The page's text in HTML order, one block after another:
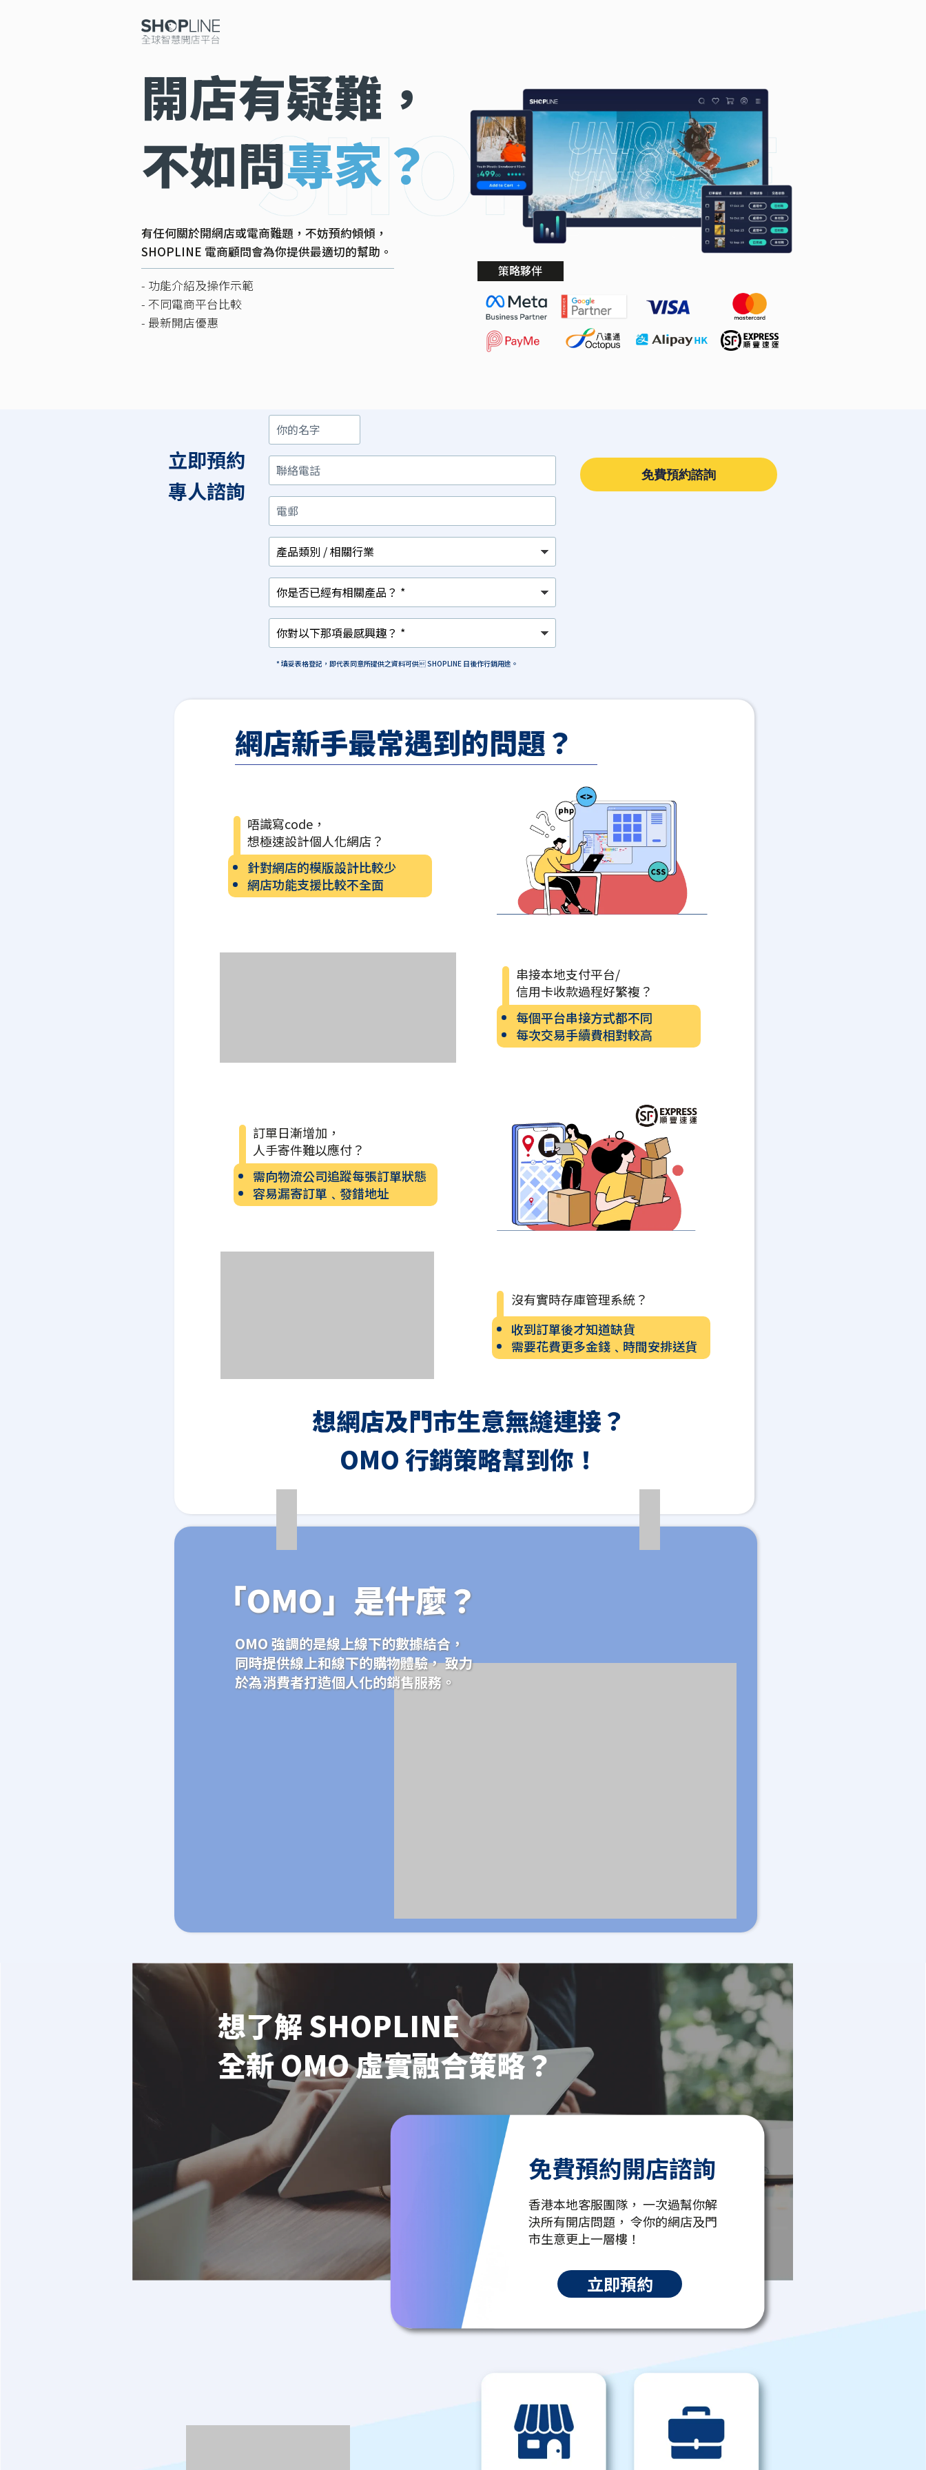
開店有疑難，
不如問專家？
有任何關於開網店或電商難題，不妨預約傾傾，
SHOPLINE 電商顧問會為你提供最適切的幫助。
策略夥伴
- 功能介紹及操作示範
- 不同電商平台比較
- 最新開店優惠
你
的
名
字
聯
絡
電
話
電
郵
產
品
類
別
相
關
行
業
你
是
否
已
經
有
相
關
產
品？
你
對
以
下
那
項
最
感
興
趣？
免費預約諮詢
立即預約
專人諮詢
* 填妥表格登記，即代表同意所提供之資料可供 SHOPLINE 日後作行銷用途。
網店新手最常遇到的問題？
唔識寫code，
想極速設計個人化網店？
針對網店的模版設計比較少
網店功能支援比較不全面
串接本地支付平台/
信用卡收款過程好繁複？
每個平台串接方式都不同
每次交易手續費相對較高
訂單日漸增加，
人手寄件難以應付？
需向物流公司追蹤每張訂單狀態
容易漏寄訂單﹑發錯地址
沒有實時存庫管理系統？
收到訂單後才知道缺貨
需要花費更多金錢﹑時間安排送貨
想網店及門市生意無縫連接？
OMO 行銷策略幫到你！
「OMO」是什麼？
OMO 強調的是線上線下的數據結合，
同時提供線上和線下的購物體驗， 致力
於為消費者打造個人化的銷售服務。
想了解 SHOPLINE
全新 OMO 虛實融合策略？
免費預約開店諮詢
香港本地客服團隊， 一次過幫你解
決所有開店問題， 令你的網店及門
市生意更上一層樓！
立即預約